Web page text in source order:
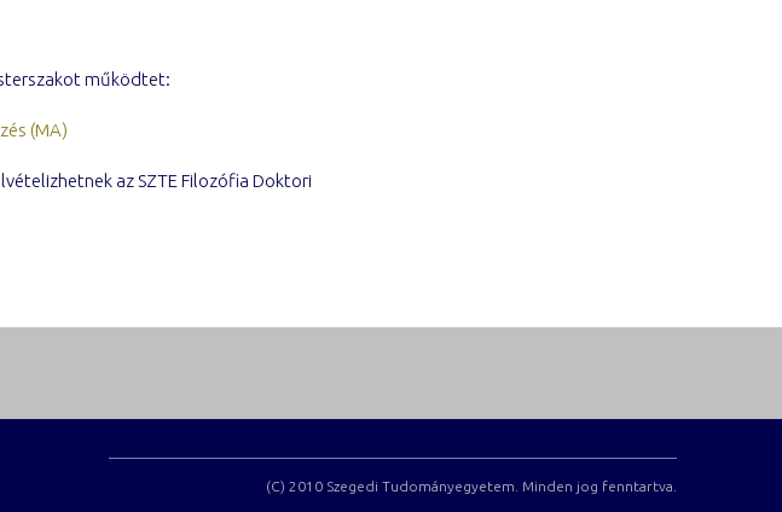
működtet:
(MA)
az SZTE Filozófia Doktori
(C) 2010 Szegedi Tudományegyetem. Minden jog fenntartva.